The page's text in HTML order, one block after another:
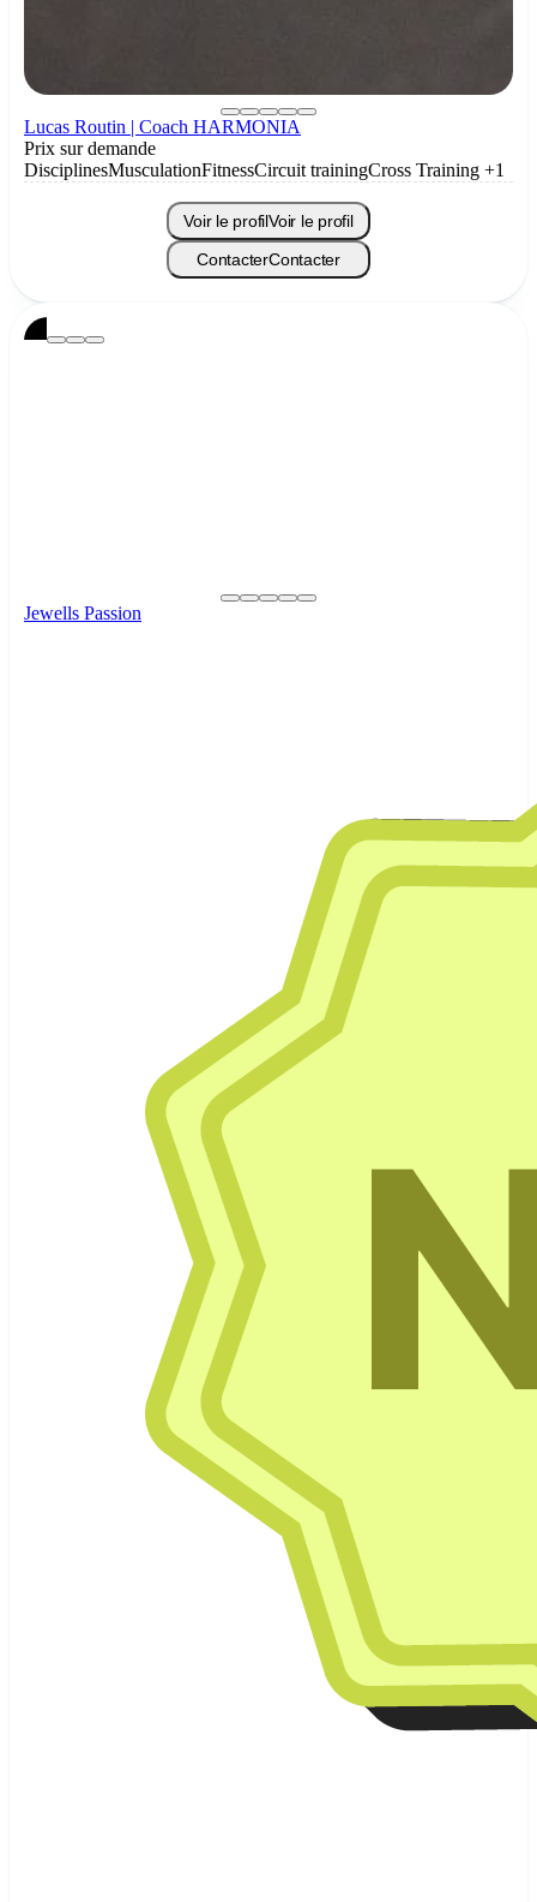
Lucas Routin | Coach HARMONIA
Prix sur demande
DisciplinesMusculationFitnessCircuit trainingCross Training +1
Voir le profilVoir le profil
ContacterContacter
Jewells Passion